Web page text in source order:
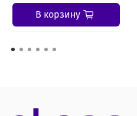
В корзину